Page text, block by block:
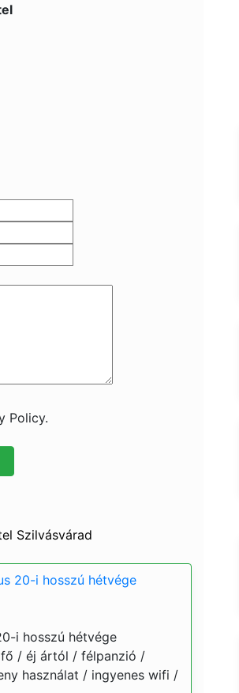
Policy.
Szilvásvárad
20-i hosszú hétvége
i hosszú hétvége
fő / éj ártól / félpanzió /
használat / ingyenes wifi /